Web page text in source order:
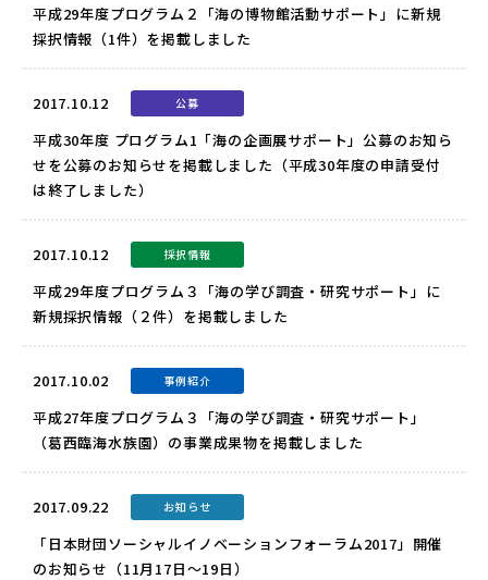
平成29年度プログラム２「海の博物館活動サポート」に新規
採択情報（1件）を掲載しました
2017.10.12 公募
平成30年度 プログラム1「海の企画展サポート」公募のお知ら
せを公募のお知らせを掲載しました（平成30年度の申請受付
は終了しました）
2017.10.12 採択情報
平成29年度プログラム３「海の学び調査・研究サポート」に
新規採択情報（２件）を掲載しました
2017.10.02 事例紹介
平成27年度プログラム３「海の学び調査・研究サポート」
（葛西臨海水族園）の事業成果物を掲載しました
2017.09.22 お知らせ
「日本財団ソーシャルイノベーションフォーラム2017」開催
のお知らせ（11月17日～19日）